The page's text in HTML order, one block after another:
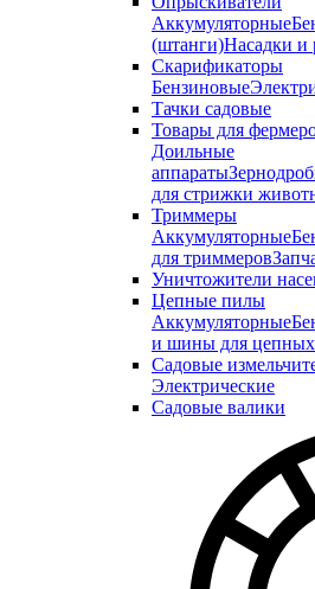
Аккумуляторные
(штанги)Насадки и
Скарификаторы
Бензиновые
Тачки садовые
Товары для
Доильные
аппараты
для стрижки
Триммеры
Аккумуляторные
для триммеров
Уничтожители
Цепные пилы
Аккумуляторные
и шины для
Садовые
Электрические
Садовые валики